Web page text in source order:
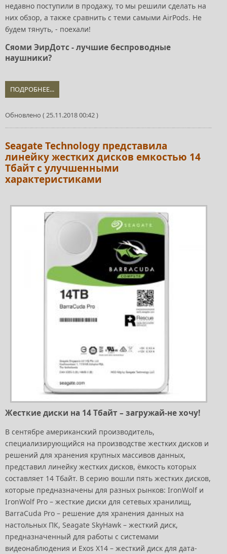
недавно поступили в продажу, то мы решили сделать на
них обзор, а также сравнить с теми самыми AirPods. Не
будем тянуть, - поехали!
Сяоми ЭирДотс - лучшие беспроводные
наушники?
ПОДРОБНЕЕ...
Обновлено ( 25.11.2018 00:42 )
Seagate Technology представила
линейку жестких дисков емкостью 14
Тбайт с улучшенными
характеристиками
Жесткие диски на 14 Тбайт – загружай-не хочу!
В сентябре американский производитель,
специализирующийся на производстве жестких дисков и
решений для хранения крупных массивов данных,
представил линейку жестких дисков, ёмкость которых
составляет 14 Тбайт. В серию вошли пять жестких дисков,
которые предназначены для разных рынков: IronWolf и
IronWolf Pro – жесткие диски для сетевых хранилищ,
BarraCuda Pro – решение для хранения данных на
настольных ПК, Seagate SkyHawk – жесткий диск,
предназначенный для работы с системами
видеонаблюдения и Exos X14 – жесткий диск для дата-